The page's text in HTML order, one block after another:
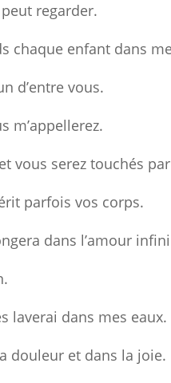
regarder.
chaque enfant dans
d’entre vous.
m’appellerez.
vous serez touchés
parfois vos corps.
dans l’amour
laverai dans mes eaux.
douleur et dans la joie.